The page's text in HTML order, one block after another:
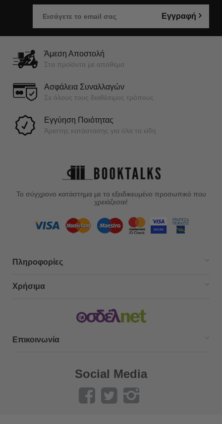
Εγγραφή
Άμεση Αποστολή
Στα προϊόντα με απόθεμα
Ασφάλεια Συναλλαγών
Σε όλους τους διαθέσιμος τρόπους
Εγγύηση Ποιότητας
Άριστης κατάστασης για όλα τα είδη
Το σύγχρονο κατάστημα με το εξειδικευμένο προσωπικό που
χρειάζεσαι!
Πληροφορίες
Χρήσιμα
Επικοινωνία
Social Media